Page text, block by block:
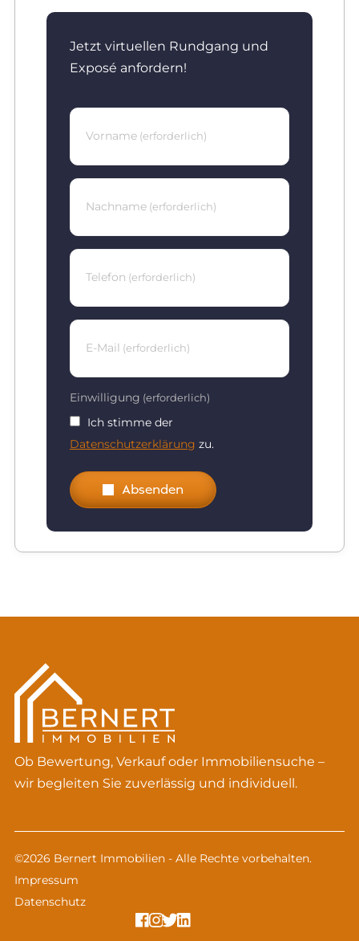
Jetzt virtuellen Rundgang und
Exposé anfordern!
Vorname (erforderlich)
Nachname (erforderlich)
Telefon (erforderlich)
E-Mail (erforderlich)
Einwilligung (erforderlich)
Ich stimme der
Datenschutzerklärung zu.
Absenden
Ob Bewertung, Verkauf oder Immobiliensuche –
wir begleiten Sie zuverlässig und individuell.
©2026 Bernert Immobilien - Alle Rechte vorbehalten.
Impressum
Datenschutz